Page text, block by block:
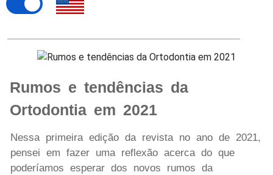
Rumos e tendências da
Ortodontia em 2021
Nessa primeira edição da revista no ano de 2021,
pensei em fazer uma reflexão acerca do que
poderíamos esperar dos novos rumos da